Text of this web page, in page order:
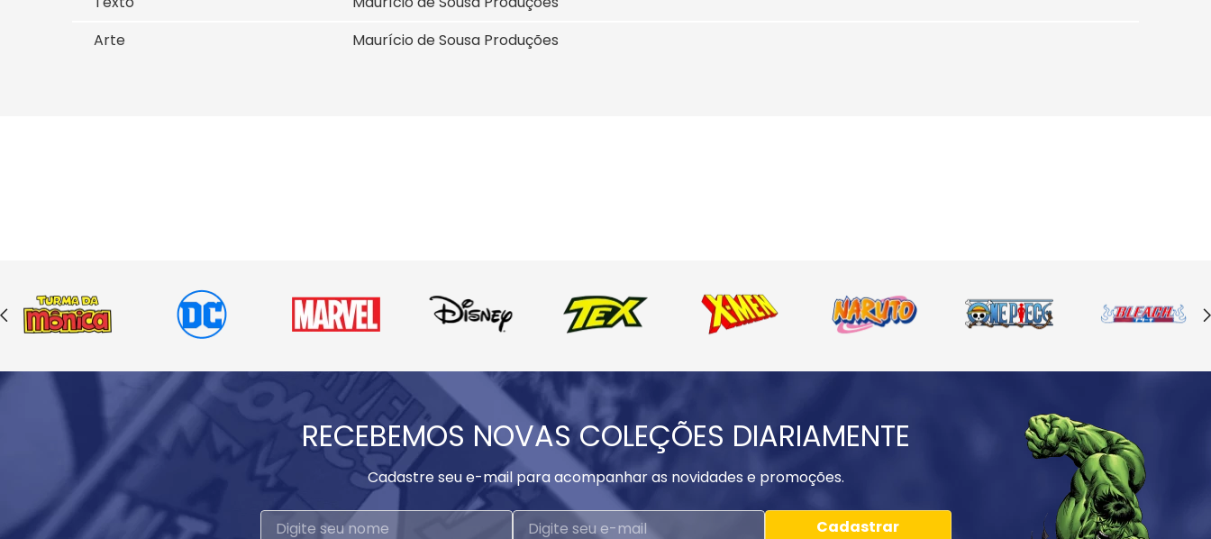
Arte
Maurício de Sousa Produções
RECEBEMOS NOVAS COLEÇÕES DIARIAMENTE
Cadastre seu e-mail para acompanhar as novidades e promoções.
Cadastrar